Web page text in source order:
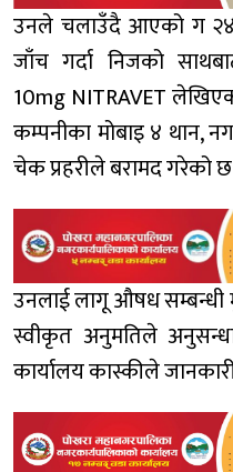
उनले चलाउँदै आएको ग २४
जाँच गर्दा निजको
10mg NITRAVET
कम्पनीका मोबाइ ४ थान,
चेक प्रहरीले बरामद गरेको छ
उनलाई लागू औषध सम्बन्धी
स्वीकृत अनुमतिले
कार्यालय कास्कीले